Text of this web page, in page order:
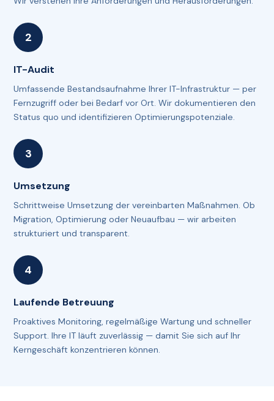
IT-Audit
Umfassende Bestandsaufnahme Ihrer IT-Infrastruktur — per
Fernzugriff oder bei Bedarf vor Ort. Wir dokumentieren den
Status quo und identifizieren Optimierungspotenziale.
Umsetzung
Schrittweise Umsetzung der vereinbarten Maßnahmen. Ob
Migration, Optimierung oder Neuaufbau — wir arbeiten
strukturiert und transparent.
Laufende Betreuung
Proaktives Monitoring, regelmäßige Wartung und schneller
Support. Ihre IT läuft zuverlässig — damit Sie sich auf Ihr
Kerngeschäft konzentrieren können.